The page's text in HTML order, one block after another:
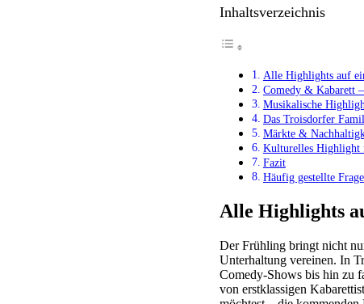
Inhaltsverzeichnis
Alle Highlights auf
Comedy & Kabarett
Musikalische
Das Troisdorfer
Märkte &
Kulturelles Highlight
Fazit
Häufig gestellte
Alle Highlights
Der Frühling bringt nicht
Unterhaltung vereinen. In
Comedy-Shows bis hin zu
von erstklassigen